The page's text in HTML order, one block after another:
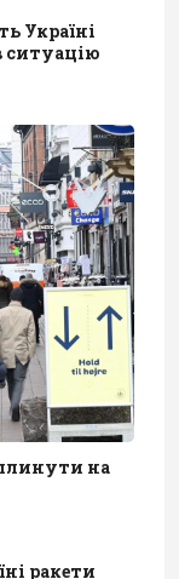
Україні
ситуацію
на
ракети